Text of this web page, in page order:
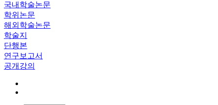
국내학술논문
학위논문
해외학술논문
학술지
단행본
연구보고서
공개강의